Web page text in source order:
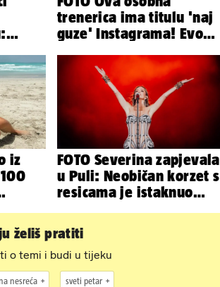
trenerica ima titulu 'naj
guze' Instagrama! Evo
satu...
iz
FOTO Severina zapjevala
u Puli: Neobičan korzet s
resicama je istaknuo
želiš pratiti
o temi i budi u tijeku
nesreća sveti petar